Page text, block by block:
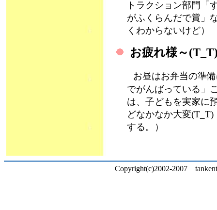
トラクション部門「
がふくらんだで賞」
くわからないけど）
お疲れ様～
お昼はお弁当の準
でがんばっている
は、子どもを実家に
どなかなか大変
する。）
Copyright(c)2002-2007